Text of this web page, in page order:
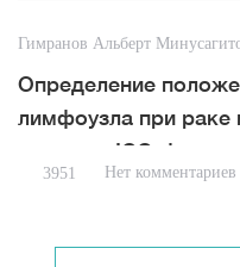
Гимранов Альберт
Определение
лимфоузла при
3951 Нет комментариев